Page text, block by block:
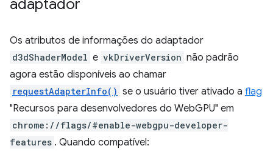
adaptador
Os atributos de informações do adaptador
d3dShaderModel e vkDriverVersion não padrão
agora estão disponíveis ao chamar
requestAdapterInfo() se o usuário tiver ativado a flag
"Recursos para desenvolvedores do WebGPU" em
chrome://flags/#enable-webgpu-developer-
features . Quando compatível: